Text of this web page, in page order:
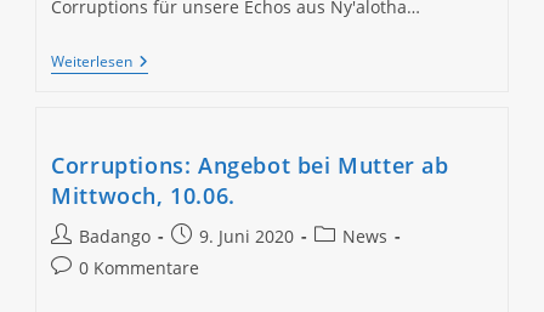
Corruptions für unsere Echos aus Ny'alotha…
WeiterlesenCorruptions:
Angebot
Samstag,
13.06.
Corruptions: Angebot bei Mutter ab
Mittwoch, 10.06.
Beitrags-
Autor:
Badango
Beitrag
veröffentlicht:
9. Juni 2020
Beitrags-
News
Beitrags-
0 Kommentare